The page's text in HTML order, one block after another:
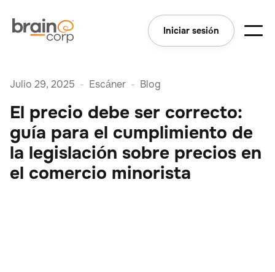
Iniciar sesión
Julio 29, 2025 - Escáner - Blog
El precio debe ser correcto:
guía para el cumplimiento de
la legislación sobre precios en
el comercio minorista